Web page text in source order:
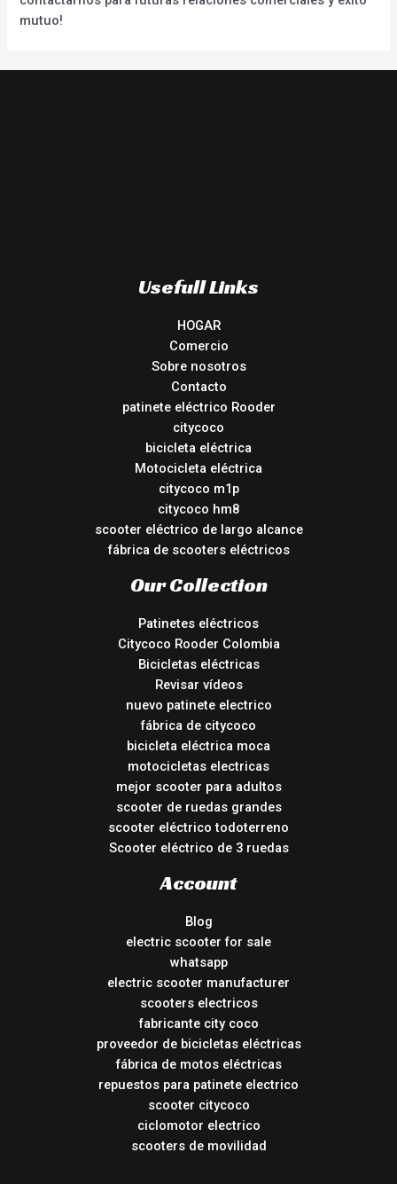
mutuo!
Usefull Links
HOGAR
Comercio
Sobre nosotros
Contacto
patinete eléctrico Rooder
citycoco
bicicleta eléctrica
Motocicleta eléctrica
citycoco m1p
citycoco hm8
scooter eléctrico de largo alcance
fábrica de scooters eléctricos
Our Collection
Patinetes eléctricos
Citycoco Rooder Colombia
Bicicletas eléctricas
Revisar vídeos
nuevo patinete electrico
fábrica de citycoco
bicicleta eléctrica moca
motocicletas electricas
mejor scooter para adultos
scooter de ruedas grandes
scooter eléctrico todoterreno
Scooter eléctrico de 3 ruedas
Account
Blog
electric scooter for sale
whatsapp
electric scooter manufacturer
scooters electricos
fabricante city coco
proveedor de bicicletas eléctricas
fábrica de motos eléctricas
repuestos para patinete electrico
scooter citycoco
ciclomotor electrico
scooters de movilidad